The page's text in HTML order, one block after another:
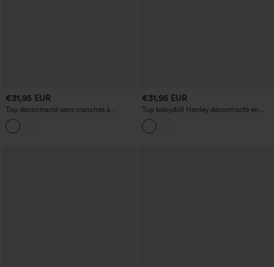
€31,95 EUR
Top décontracté sans manches à
encolure bateau, à rayures, smocké et
avec un ourlet à volants.
€31,95 EUR
Top babydoll Henley décontracté en
maille gaufrée à manches longues